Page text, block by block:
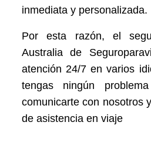
inmediata y personalizada.
Por esta razón, el
Australia de
atención 24/7 en varios
tengas ningún
comunicarte con nosotros
de asistencia en viaje